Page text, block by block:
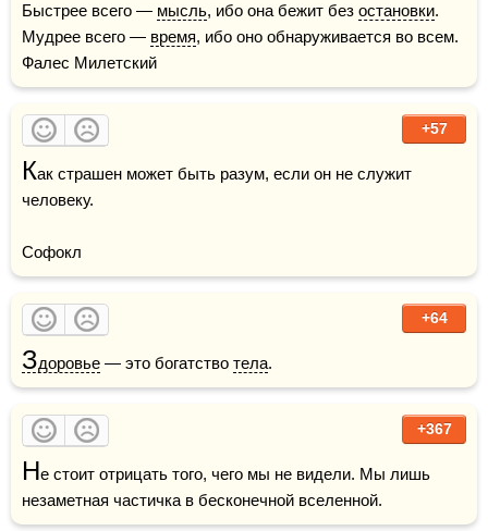
Быстрее всего — мысль, ибо она бежит без остановки.
Мудрее всего — время, ибо оно обнаруживается во всем.
Фалес Милетский
+57
Как страшен может быть разум, если он не служит
человеку.
Софокл
+64
Здоровье — это богатство тела.
+367
Не стоит отрицать того, чего мы не видели. Мы лишь
незаметная частичка в бесконечной вселенной.